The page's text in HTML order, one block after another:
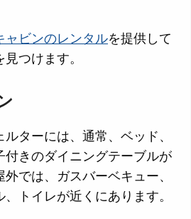
ャビンのレンタルを提供して
つけます。
ターには、通常、ベッド、
付きのダイニングテーブルが
では、ガスバーベキュー、
トイレが近くにあります。